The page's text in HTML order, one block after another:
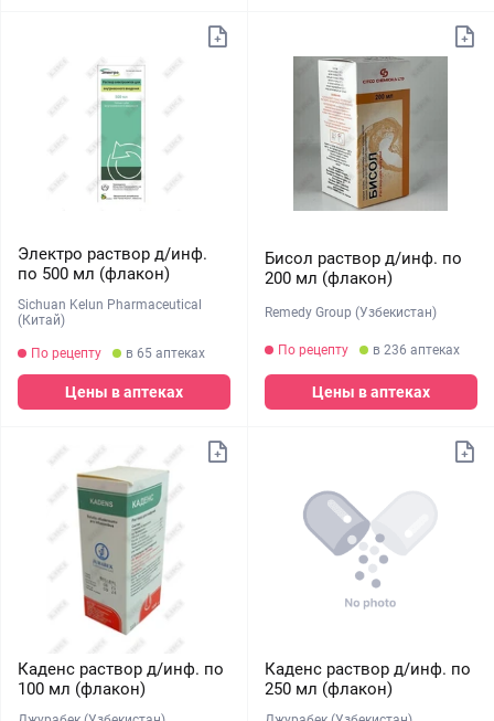
Электро раствор д/инф.
по 500 мл (флакон)
Sichuan Kelun Pharmaceutical
(Китай)
По рецепту в 65 аптеках
Цены в аптеках
Бисол раствор д/инф. по
200 мл (флакон)
Remedy Group (Узбекистан)
По рецепту в 236 аптеках
Цены в аптеках
Каденс раствор д/инф. по
100 мл (флакон)
Каденс раствор д/инф. по
250 мл (флакон)